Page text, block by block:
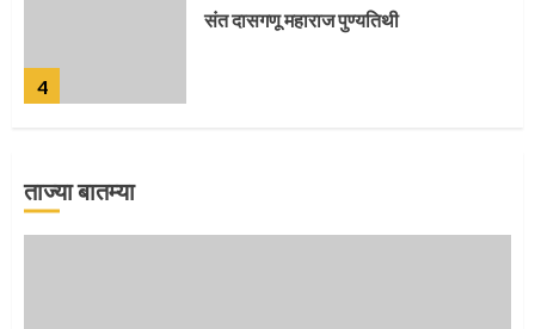
5
जवानाला मिळाला महापूजेचा मान
ताज्या बातम्या